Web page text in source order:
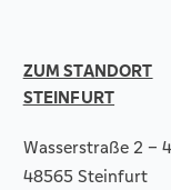
ZUM STANDORT
STEINFURT
Wasserstraße 2 – 4
48565 Steinfurt